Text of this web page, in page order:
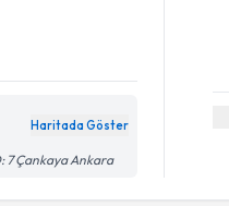
Haritada Göster
7 Çankaya Ankara